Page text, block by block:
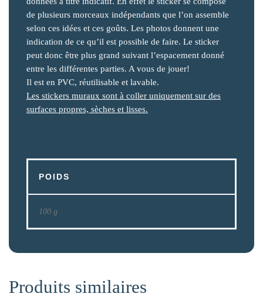
de plusieurs morceaux indépendants que l’on assemble
selon ces idées et ces goûts. Les photos donnent une
indication de ce qu’il est possible de faire. Le sticker
peut donc être plus grand suivant l’espacement donné
entre les différentes parties. A vous de jouer!
Il est en PVC, réutilisable et lavable.
Les stickers muraux sont à coller uniquement sur des
surfaces propres, sèches et lisses.
POIDS
100 g
Produits similaires